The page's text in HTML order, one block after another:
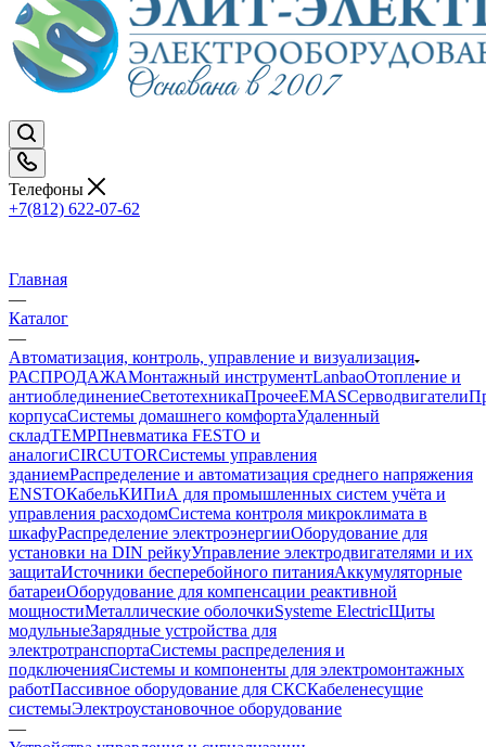
Телефоны
+7(812) 622-07-62
Главная
—
Каталог
—
Автоматизация, контроль, управление и визуализация
РАСПРОДАЖАМонтажный инструментLanbaoОтопление и
антиоблединениеСветотехникаПрочееEMASCерводвигатели
корпусаСистемы домашнего комфортаУдаленный
складTEMPПневматика FESTO и
аналогиCIRCUTORСистемы управления
зданиемРаспределение и автоматизация среднего напряжения
ENSTOКабельКИПиА для промышленных систем учёта и
управления расходомСистема контроля микроклимата в
шкафуРаспределение электроэнергииОборудование для
установки на DIN рейкуУправление электродвигателями и их
защитаИсточники бесперебойного питанияАккумуляторные
батареиОборудование для компенсации реактивной
мощностиМеталлические оболочкиSysteme ElectricЩиты
модульныеЗарядные устройства для
электротранспортаСистемы распределения и
подключенияСистемы и компоненты для электромонтажных
работПассивное оборудование для СКСКабеленесущие
системыЭлектроустановочное оборудование
—